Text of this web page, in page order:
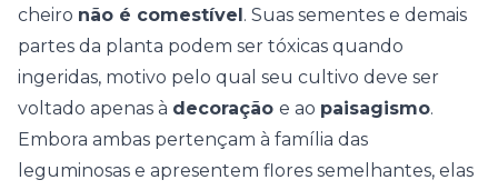
cheiro não é comestível. Suas sementes e demais
partes da planta podem ser tóxicas quando
ingeridas, motivo pelo qual seu cultivo deve ser
voltado apenas à decoração e ao paisagismo.
Embora ambas pertençam à família das
leguminosas e apresentem flores semelhantes, elas